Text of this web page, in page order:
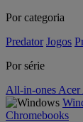
Por categoria
Predator Jogos
Por série
All-in-ones Acer
Chromebooks